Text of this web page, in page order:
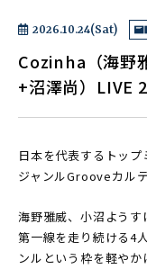
2026.10.24(Sat)
Cozinha（海野
+沼澤尚）LIVE
日本を代表するトッ
ジャンルGrooveカル
海野雅威、小沼ようす
第一線を走り続ける4
ンルという枠を軽や